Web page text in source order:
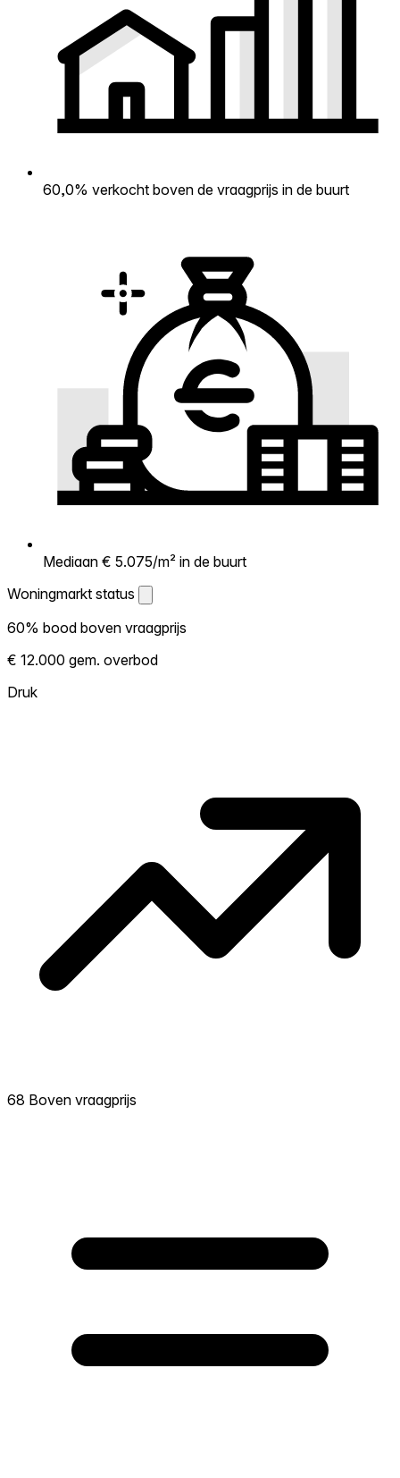
60,0% verkocht boven de vraagprijs in de buurt
Mediaan € 5.075/m² in de buurt
Woningmarkt status
Woningmarkt status
Laat zien hoe competitief de markt hier is.
Hoe meer woningen boven vraagprijs
verkopen, hoe heter. Heet? Verwacht
60% bood boven vraagprijs
€ 12.000 gem. overbod
Druk
68 Boven vraagprijs